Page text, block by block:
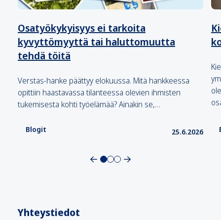
Osatyökykyisyys ei tarkoita
kyvyttömyyttä tai haluttomuutta
tehdä töitä
Verstas-hanke päättyy elokuussa. Mitä hankkeessa
opittiin haastavassa tilanteessa olevien ihmisten
tukemisesta kohti työelämää? Ainakin se,…
Blogit 25.6.2026
Yhteystiedot